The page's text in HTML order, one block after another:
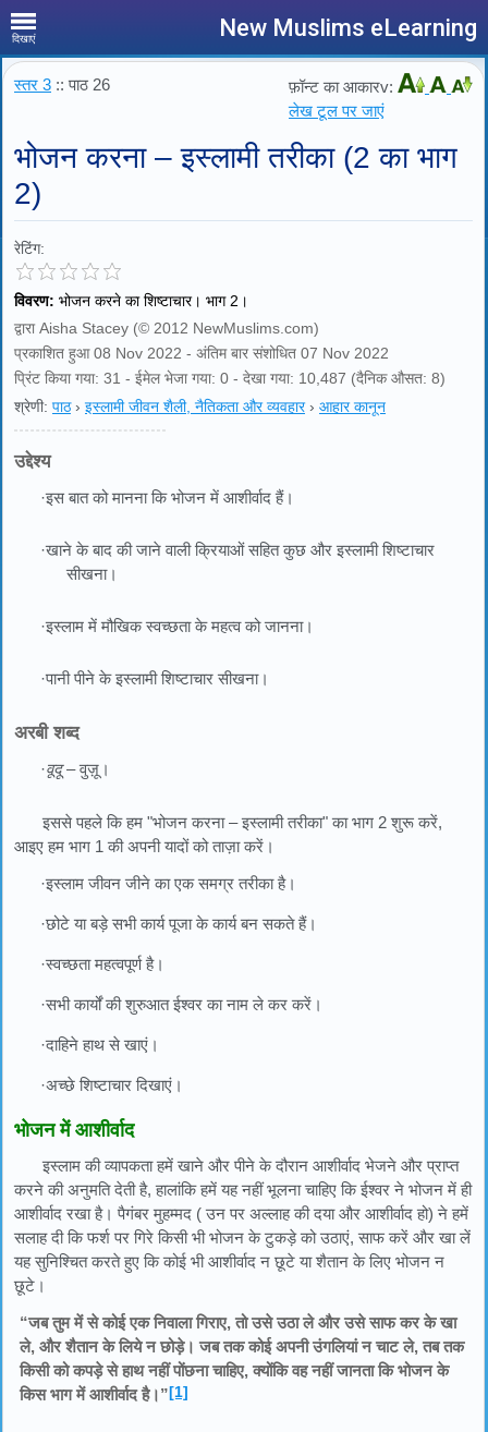
दिखाएं New Muslims eLearning
स्तर 3 :: पाठ 26
फ़ॉन्ट का आकारv:
लेख टूल पर जाएं
भोजन करना – इस्लामी तरीका (2 का भाग
2)
रेटिंग:
विवरण: भोजन करने का शिष्टाचार। भाग 2।
द्वारा Aisha Stacey (© 2012 NewMuslims.com)
प्रकाशित हुआ 08 Nov 2022 - अंतिम बार संशोधित 07 Nov 2022
प्रिंट किया गया: 31 - ईमेल भेजा गया: 0 - देखा गया: 10,487 (दैनिक औसत: 8)
श्रेणी: पाठ› इस्लामी जीवन शैली, नैतिकता और व्यवहार› आहार कानून
उद्देश्य
·इस बात को मानना कि भोजन में आशीर्वाद हैं।
·खाने के बाद की जाने वाली क्रियाओं सहित कुछ और इस्लामी शिष्टाचार
सीखना।
·इस्लाम में मौखिक स्वच्छता के महत्व को जानना।
·पानी पीने के इस्लामी शिष्टाचार सीखना।
अरबी शब्द
·वूदू– वुज़ू।
इससे पहले कि हम "भोजन करना – इस्लामी तरीका" का भाग 2 शुरू करें,
आइए हम भाग 1 की अपनी यादों को ताज़ा करें।
·इस्लाम जीवन जीने का एक समग्र तरीका है।
·छोटे या बड़े सभी कार्य पूजा के कार्य बन सकते हैं।
·स्वच्छता महत्वपूर्ण है।
·सभी कार्यों की शुरुआत ईश्वर का नाम ले कर करें।
·दाहिने हाथ से खाएं।
·अच्छे शिष्टाचार दिखाएं।
भोजन में आशीर्वाद
इस्लाम की व्यापकता हमें खाने और पीने के दौरान आशीर्वाद भेजने और प्राप्त
करने की अनुमति देती है, हालांकि हमें यह नहीं भूलना चाहिए कि ईश्वर ने भोजन में ही
आशीर्वाद रखा है। पैगंबर मुहम्मद ( उन पर अल्लाह की दया और आशीर्वाद हो) ने हमें
सलाह दी कि फर्श पर गिरे किसी भी भोजन के टुकड़े को उठाएं, साफ करें और खा लें
यह सुनिश्चित करते हुए कि कोई भी आशीर्वाद न छूटे या शैतान के लिए भोजन न
छूटे।
“जब तुम में से कोई एक निवाला गिराए, तो उसे उठा ले और उसे साफ कर के खा
ले, और शैतान के लिये न छोड़े। जब तक कोई अपनी उंगलियां न चाट ले, तब तक
किसी को कपड़े से हाथ नहीं पोंछना चाहिए, क्योंकि वह नहीं जानता कि भोजन के
किस भाग में आशीर्वाद है।”[1]